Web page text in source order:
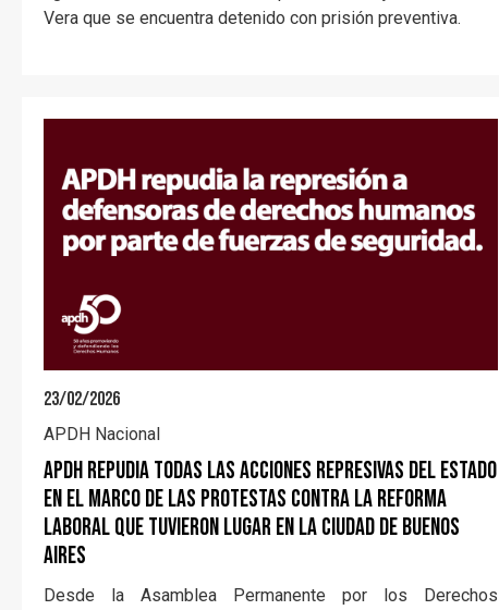
Vera que se encuentra detenido con prisión preventiva.
23/02/2026
APDH Nacional
APDH repudia todas las acciones represivas del Estado
en el marco de las protestas contra la reforma
laboral que tuvieron lugar en la Ciudad de Buenos
Aires
Desde la Asamblea Permanente por los Derechos